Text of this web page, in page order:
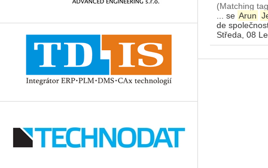
(Matching
... se Arun
Středa, 08